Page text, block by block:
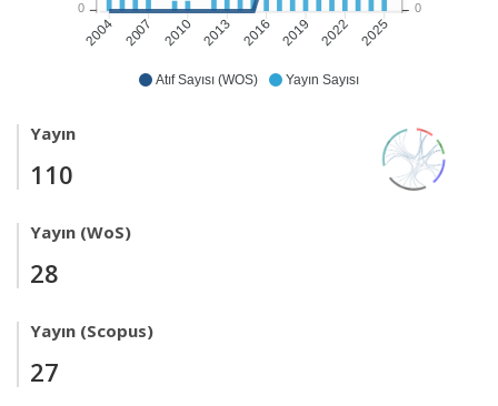
Atıf Sayısı (WOS) Yayın Sayısı
2004 2007 2010 2013 2016 2019 2022 2025
0
0
Yayın
110
Yayın (WoS)
28
Yayın (Scopus)
27